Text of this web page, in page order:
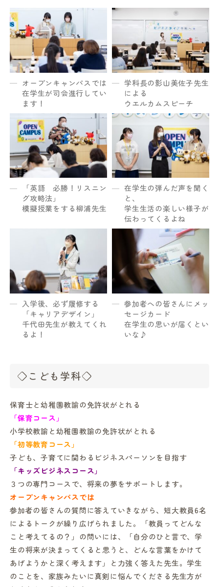
オープンキャンパスでは
在学生が司会進行してい
ます！
学科長の影山美佐子先生
による
ウエルカムスピーチ
「英語 必勝！リスニン
グ攻略法」
模擬授業をする柳浦先生
在学生の弾んだ声を聞く
と、
学生生活の楽しい様子が
伝わってくるよね
入学後、必ず履修する
「キャリアデザイン」
千代田先生が教えてくれ
るよ！
参加者への皆さんにメッ
セージカード
在学生の思いが届くとい
いな♪
◇こども学科◇
保育士と幼稚園教諭の免許状がとれる
「保育コース」
小学校教諭と幼稚園教諭の免許状がとれる
「初等教育コース」
子ども、子育てに関わるビジネスパーソンを目指す
「キッズビジネスコース」
３つの専門コースで、将来の夢をサポートします。
オープンキャンパスでは
参加者の皆さんの質問に答えていきながら、短大教員6名
によるトークが繰り広げられました。「教員ってどんな
こと考えてるの？」の問いには、「自分のひと言で、学
生の将来が決まってくると思うと、どんな言葉をかけて
あげようかと深く考えます」と力強く答えた先生。学生
のことを、家族みたいに真剣に悩んでくださる先生方が